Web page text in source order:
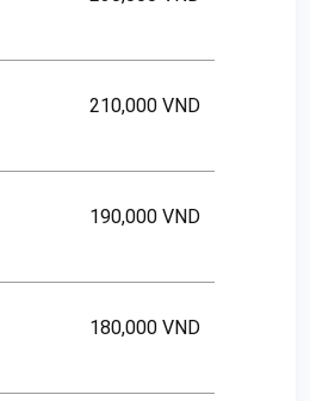
210,000 VND
190,000 VND
180,000 VND